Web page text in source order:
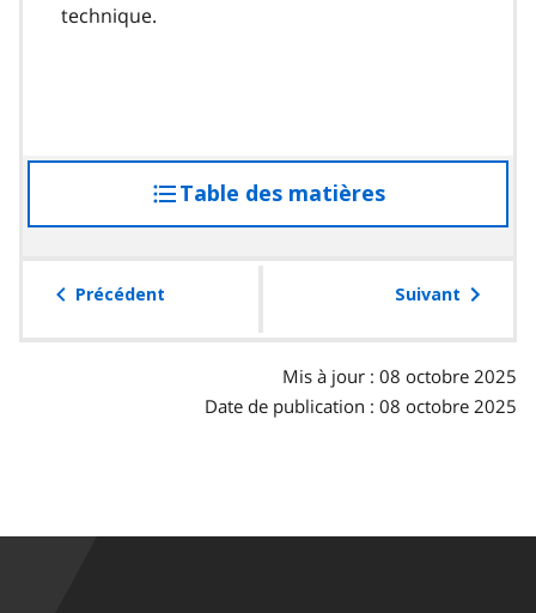
technique.
Table des matières
à
table
Précédent Suivant
Mis à jour : 08 octobre 2025
Date de publication : 08 octobre 2025